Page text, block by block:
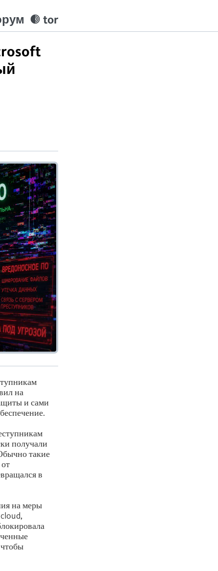
tor
на
и сами
получали
такие
в
на меры